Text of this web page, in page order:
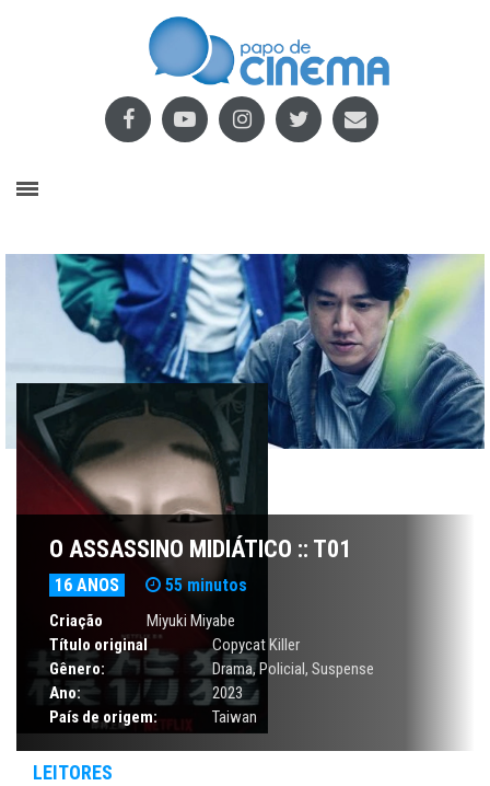
O ASSASSINO MIDIÁTICO :: T01
16 ANOS 55 minutos
Criação
Miyuki Miyabe
Título original
Copycat Killer
Gênero:
Drama,Policial, Suspense
Ano:
2023
País de origem:
Taiwan
LEITORES